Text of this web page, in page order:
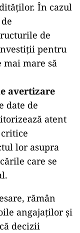
În cazul
de
pentru
mai mare să
avertizare
date de
atent
lor asupra
care se
rămân
angajaților și
decizii